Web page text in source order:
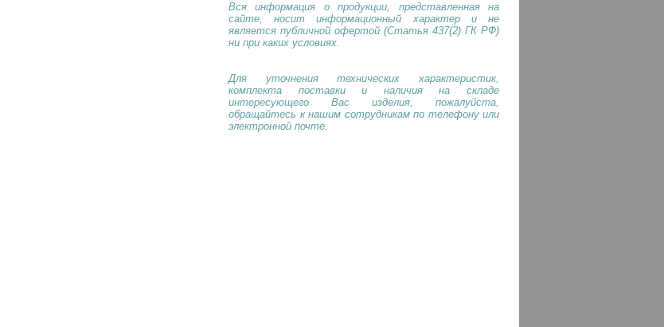
Вся информация о продукции, представленная на
сайте, носит информационный характер и не
является публичной офертой (Статья 437(2) ГК РФ)
ни при каких условиях.
Для уточнения технических характеристик,
комплекта поставки и наличия на складе
интересующего Вас изделия, пожалуйста,
обращайтесь к нашим сотрудникам по телефону или
электронной почте.